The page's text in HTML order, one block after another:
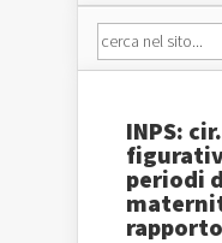
INPS:
periodi